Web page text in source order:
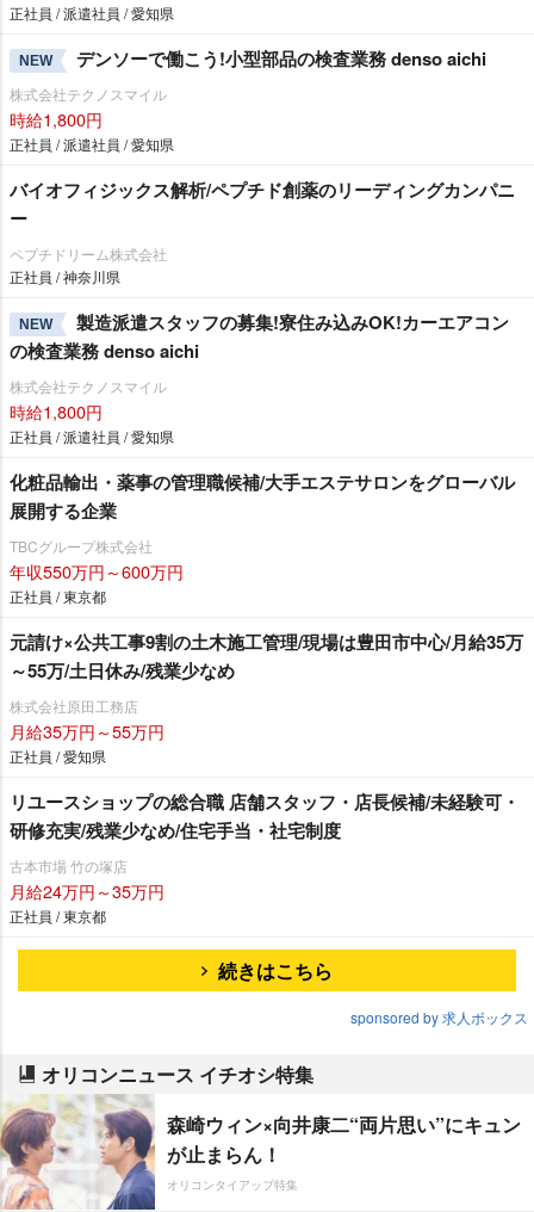
正社員 / 派遣社員 / 愛知県
NEW デンソーで働こう!小型部品の検査業務 denso aichi
株式会社テクノスマイル
時給1,800円
正社員 / 派遣社員 / 愛知県
バイオフィジックス解析/ペプチド創薬のリーディングカンパニ
ー
ペプチドリーム株式会社
正社員 / 神奈川県
NEW
製造派遣スタッフの募集!寮住み込みOK!カーエアコン
の検査業務 denso aichi
株式会社テクノスマイル
時給1,800円
正社員 / 派遣社員 / 愛知県
化粧品輸出・薬事の管理職候補/大手エステサロンをグローバル
展開する企業
TBCグループ株式会社
年収550万円～600万円
正社員 / 東京都
元請け×公共工事9割の土木施工管理/現場は豊田市中心/月給35万
～55万/土日休み/残業少なめ
株式会社原田工務店
月給35万円～55万円
正社員 / 愛知県
リユースショップの総合職 店舗スタッフ・店長候補/未経験可・
研修充実/残業少なめ/住宅手当・社宅制度
古本市場 竹の塚店
月給24万円～35万円
正社員 / 東京都
続きはこちら
sponsored by 求人ボックス
オリコンニュース イチオシ特集
森崎ウィン×向井康二“両片思い”にキュン
が止まらん！
オリコンタイアップ特集